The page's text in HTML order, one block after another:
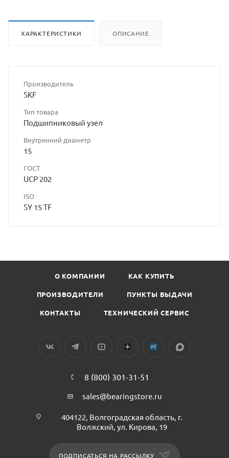
ХАРАКТЕРИСТИКИ ОПИСАНИЕ
Производитель
SKF
Тип товара
Подшипниковый узел
Внутренний диаметр
15
ГОСТ
UCP 202
ISO
SY 15 TF
О КОМПАНИИ КАК КУПИТЬ
ПРОИЗВОДИТЕЛИ ПУНКТЫ ВЫДАЧИ
КОНТАКТЫ ТЕХНИЧЕСКИЙ СЕРВИС
8 (800) 301-31-51
sales@bearingstore.ru
404122, Волгоградская область, г.
Волжский, ул. Кирова, 19
ПОДПИСАТЬСЯ НА РАССЫЛКУ